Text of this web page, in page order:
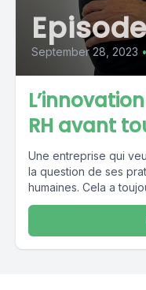
September 28, 2023 •
RH avant
Une entreprise qui
la question de ses
humaines. Cela a